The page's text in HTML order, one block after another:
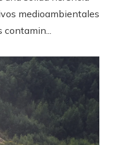
medioambientales